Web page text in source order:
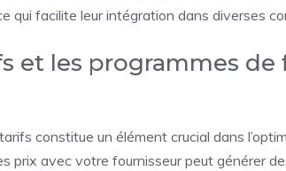
qui facilite leur intégration dans diverses
et les programmes
constitue un élément crucial dans
prix avec votre fournisseur peut générer